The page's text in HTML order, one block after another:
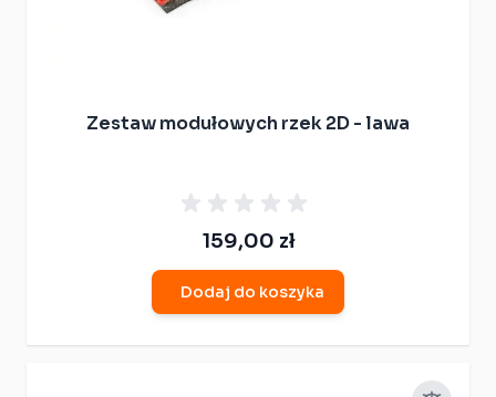
Zestaw modułowych rzek 2D - lawa
159,00 zł
Dodaj do koszyka